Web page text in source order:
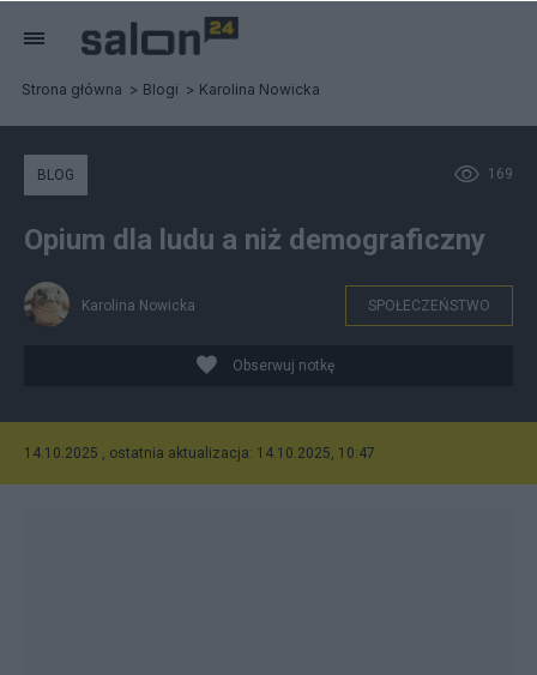
Strona główna Blogi Karolina Nowicka
169
BLOG
Opium dla ludu a niż demograficzny
Karolina Nowicka SPOŁECZEŃSTWO
Obserwuj notkę
14.10.2025 , ostatnia aktualizacja: 14.10.2025, 10:47